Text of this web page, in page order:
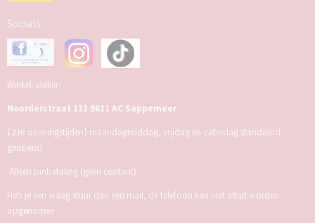
Socials:
Winkel/atelier:
Noorderstraat 133 9611 AC Sappemeer
(zie openingstijden) maandagmiddag, vrijdag en zaterdag standaard
geopend
Alleen pinbetaling (geen contant)
Heb je een vraag stuur dan een mail, de telefoon kan niet altijd worden
opgenomen